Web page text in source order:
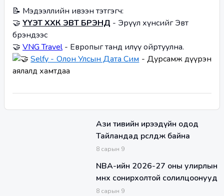
﻿📝 Мэдээллийн ивээн тэтгэгч:
🤝 ҮҮЭТ ХХК ЭВТ БРЭНД - Эрүүл хүнсийг Эвт
брэндээс
🤝 VNG Travel - Европыг танд илүү ойртуулна.
Selfy - Олон Улсын Дата Сим - Дурсамж дүүрэн
аялалд хамтдаа
Ази тивийн ирээдүйн одод
Тайландад өрсөлдөж байна
8 сарын 9
NBA-ийн 2026-27 оны улирлын
өмнөх сонирхолтой солилцоонууд
8 сарын 9